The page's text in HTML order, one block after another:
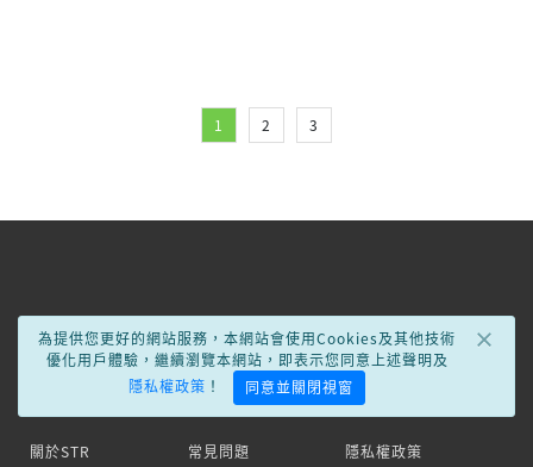
1 2 3
×
為提供您更好的網站服務，本網站會使用Cookies及其他技術
優化用戶體驗，繼續瀏覽本網站，即表示您同意上述聲明及
隱私權政策 ！ 同意並關閉視窗
關於STR 常見問題
隱私權政策